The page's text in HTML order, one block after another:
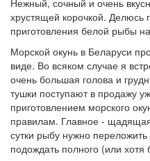
хрустящей корочкой.
приготовления белой рыбы
Морской окунь в Беларуси
виде. Во всяком случае я
очень большая голова и
тушки поступают в продажу
приготовлением морского
правилам. Главное -
сутки рыбу нужно
подождать полного (или хотя